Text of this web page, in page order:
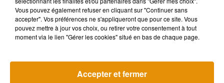
Musique
Vous pouvez également refuser en cliquant sur "Continuer sans
accepter". Vos préférences ne s'appliqueront que pour ce site. Vous
pouvez mettre à jour vos choix, ou retirer votre consentement à tout
moment via le lien "Gérer les cookies" situé en bas de chaque page.
Accepter et fermer